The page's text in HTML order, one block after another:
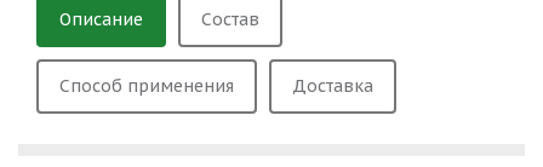
Описание Состав
Способ применения Доставка